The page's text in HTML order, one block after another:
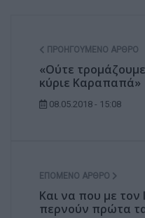
ΠΡΟΗΓΟΎΜΕΝΟ ΆΡΘΡΟ
«Oύτε
κύριε Καραπαπά»
08.05.2018 - 15:08
ΕΠΌΜΕΝΟ ΆΡΘΡΟ
Και να που με
περνούν πρώτα